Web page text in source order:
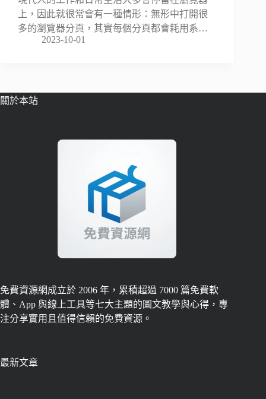
上，因此就很常會有一種情形：無形中打開很
多的瀏覽器分頁，其實每個分頁都會耗用系…
2023-10-01
關於本站
免費資源網成立於 2006 年，累積超過 7000 篇免費軟
體、App 與線上工具等七大主題的圖文教學與心得，專
注分享實用且值得信賴的免費資源。
最新文章